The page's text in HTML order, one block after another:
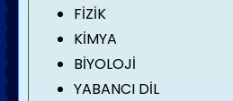
FİZİK
KİMYA
BİYOLOJİ
YABANCI DİL